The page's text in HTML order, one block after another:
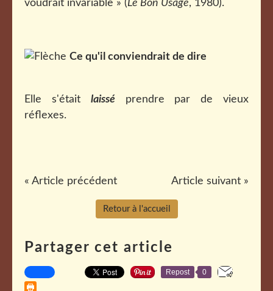
voudrait invariable » (Le Bon Usage, 1980).
Ce qu'il conviendrait de dire
Elle s'était laisséprendre par de vieux
réflexes.
« Article précédent Article suivant »
Retour à l'accueil
Partager cet article
Repost 0